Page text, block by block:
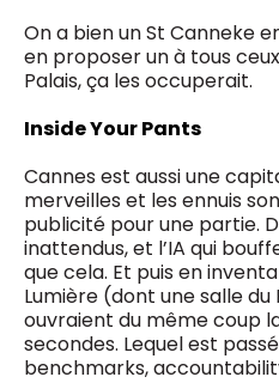
On a bien un St Canneke
en proposer un à tous
Palais, ça les occuperait.
Inside Your Pants
Cannes est aussi une
merveilles et les ennuis
publicité pour une partie.
inattendus, et l’IA qui
que cela. Et puis en
Lumière (dont une salle
ouvraient du même coup
secondes. Lequel est
benchmarks,